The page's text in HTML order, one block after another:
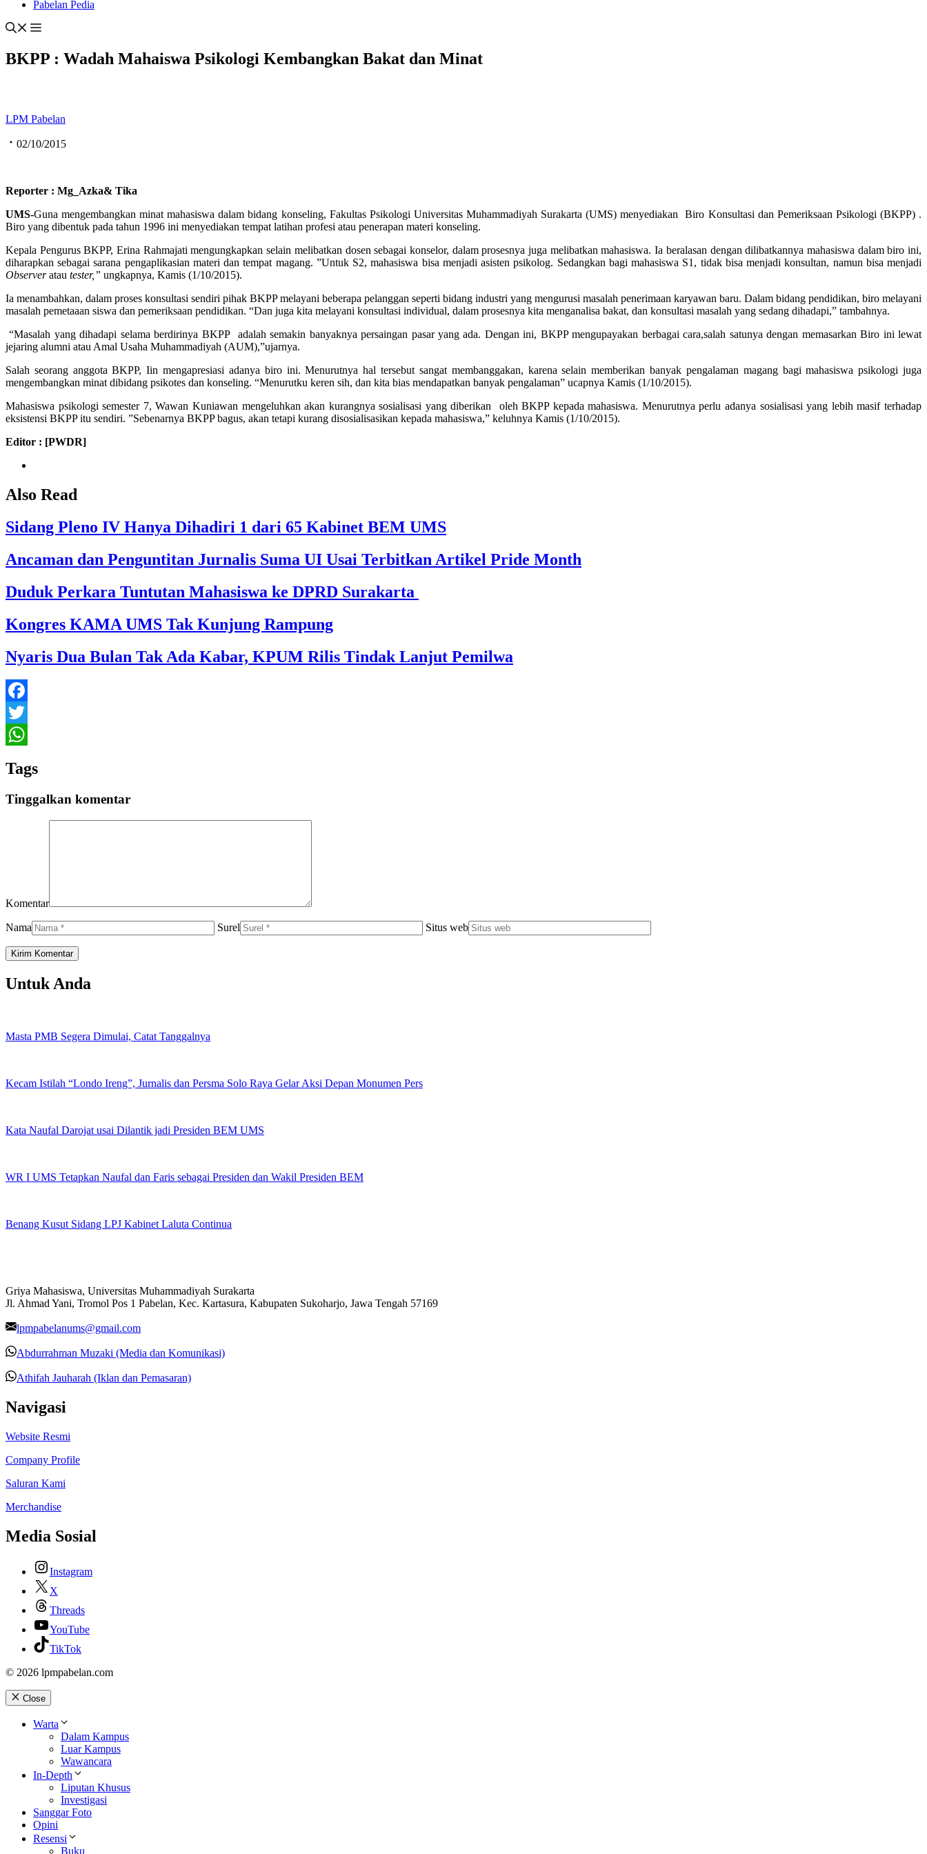
Pabelan Pedia
BKPP : Wadah Mahaiswa Psikologi Kembangkan Bakat dan Minat
LPM Pabelan
02/10/2015
Reporter : Mg_Azka& Tika
UMS-Guna mengembangkan minat mahasiswa dalam bidang konseling, Fakultas Psikologi Universitas Muhammadiyah Surakarta (UMS) menyediakan Biro Konsultasi dan Pemeriksaan Psikologi (BKPP) .
Biro yang dibentuk pada tahun 1996 ini menyediakan tempat latihan profesi atau penerapan materi konseling.
Kepala Pengurus BKPP, Erina Rahmajati mengungkapkan selain melibatkan dosen sebagai konselor, dalam prosesnya juga melibatkan mahasiswa. Ia beralasan dengan dilibatkannya mahasiswa dalam biro ini,
diharapkan sebagai sarana pengaplikasian materi dan tempat magang. ”Untuk S2, mahasiswa bisa menjadi asisten psikolog. Sedangkan bagi mahasiswa S1, tidak bisa menjadi konsultan, namun bisa menjadi
Observeratau tester,” ungkapnya, Kamis (1/10/2015).
Ia menambahkan, dalam proses konsultasi sendiri pihak BKPP melayani beberapa pelanggan seperti bidang industri yang mengurusi masalah penerimaan karyawan baru. Dalam bidang pendidikan, biro melayani
masalah pemetaaan siswa dan pemeriksaan pendidikan. “Dan juga kita melayani konsultasi individual, dalam prosesnya kita menganalisa bakat, dan konsultasi masalah yang sedang dihadapi,” tambahnya.
“Masalah yang dihadapi selama berdirinya BKPP adalah semakin banyaknya persaingan pasar yang ada. Dengan ini, BKPP mengupayakan berbagai cara,salah satunya dengan memasarkan Biro ini lewat
jejaring alumni atau Amal Usaha Muhammadiyah (AUM),”ujarnya.
Salah seorang anggota BKPP, Iin mengapresiasi adanya biro ini. Menurutnya hal tersebut sangat membanggakan, karena selain memberikan banyak pengalaman magang bagi mahasiswa psikologi juga
mengembangkan minat dibidang psikotes dan konseling. “Menurutku keren sih, dan kita bias mendapatkan banyak pengalaman” ucapnya Kamis (1/10/2015).
Mahasiswa psikologi semester 7, Wawan Kuniawan mengeluhkan akan kurangnya sosialisasi yang diberikan oleh BKPP kepada mahasiswa. Menurutnya perlu adanya sosialisasi yang lebih masif terhadap
eksistensi BKPP itu sendiri. ”Sebenarnya BKPP bagus, akan tetapi kurang disosialisasikan kepada mahasiswa,” keluhnya Kamis (1/10/2015).
Editor : [PWDR]
Also Read
Sidang Pleno IV Hanya Dihadiri 1 dari 65 Kabinet BEM UMS
Ancaman dan Penguntitan Jurnalis Suma UI Usai Terbitkan Artikel Pride Month
Duduk Perkara Tuntutan Mahasiswa ke DPRD Surakarta
Kongres KAMA UMS Tak Kunjung Rampung
Nyaris Dua Bulan Tak Ada Kabar, KPUM Rilis Tindak Lanjut Pemilwa
Facebook
Twitter
Tags
Tinggalkan komentar
Komentar
Nama Surel Situs web
Untuk Anda
Masta PMB Segera Dimulai, Catat Tanggalnya
Kecam Istilah “Londo Ireng”, Jurnalis dan Persma Solo Raya Gelar Aksi Depan Monumen Pers
Kata Naufal Darojat usai Dilantik jadi Presiden BEM UMS
WR I UMS Tetapkan Naufal dan Faris sebagai Presiden dan Wakil Presiden BEM
Benang Kusut Sidang LPJ Kabinet Laluta Continua
Griya Mahasiswa, Universitas Muhammadiyah Surakarta
Jl. Ahmad Yani, Tromol Pos 1 Pabelan, Kec. Kartasura, Kabupaten Sukoharjo, Jawa Tengah 57169
lpmpabelanums@gmail.com
Abdurrahman Muzaki (Media dan Komunikasi)
Athifah Jauharah (Iklan dan Pemasaran)
Navigasi
Website Resmi
Company Profile
Saluran Kami
Merchandise
Media Sosial
Instagram
X
Threads
YouTube
TikTok
© 2026 lpmpabelan.com
Close
Warta
Dalam Kampus
Luar Kampus
Wawancara
In-Depth
Liputan Khusus
Investigasi
Sanggar Foto
Opini
Resensi
Buku